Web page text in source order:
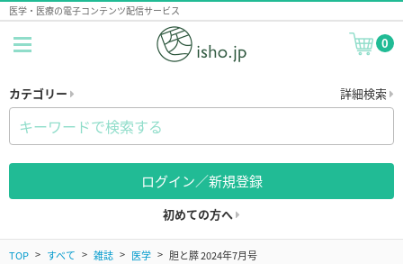
医学・医療の電子コンテンツ配信サービス
0
カテゴリー 詳細検索
ログイン／新規登録
初めての方へ
TOP すべて 雑誌 医学 胆と膵 2024年7月号